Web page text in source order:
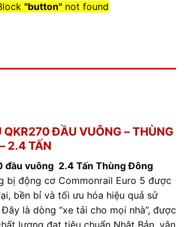
"button" not found
QKR270 ĐẦU VUÔNG – THÙNG
2.4 TẤN
đầu vuông 2.4 Tấn Thùng Đông
bị động cơ Commonrail Euro 5 được
bền bỉ và tối ưu hóa hiệu quả sử
là dòng “xe tải cho mọi nhà”, được
lượng đạt tiêu chuẩn Nhật Bản, vận